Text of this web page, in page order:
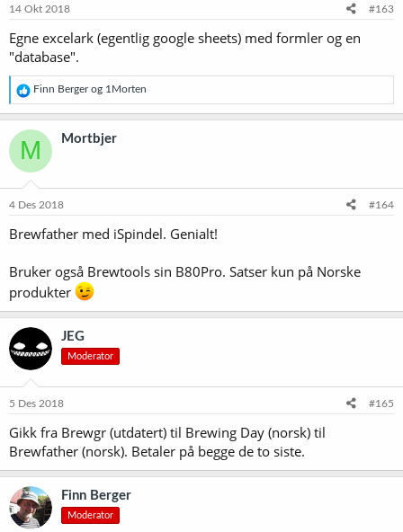
14 Okt 2018 #163
Egne excelark (egentlig google sheets) med formler og en
"database".
R
e
a
k
s
j
o
e
:
Finn Bergerog 1Morten
M Mortbjer
4 Des 2018 #164
Brewfather med iSpindel. Genialt!
Bruker også Brewtools sin B80Pro. Satser kun på Norske
produkter
JEG
Moderator
5 Des 2018 #165
Gikk fra Brewgr (utdatert) til Brewing Day (norsk) til
Brewfather (norsk). Betaler på begge de to siste.
Finn Berger
Moderator